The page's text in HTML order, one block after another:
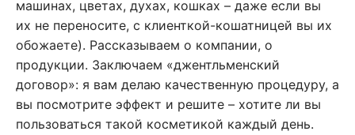
машинах, цветах, духах, кошках – даже если вы
их не переносите, с клиенткой-кошатницей вы их
обожаете). Рассказываем о компании, о
продукции. Заключаем «джентльменский
договор»: я вам делаю качественную процедуру, а
вы посмотрите эффект и решите – хотите ли вы
пользоваться такой косметикой каждый день.